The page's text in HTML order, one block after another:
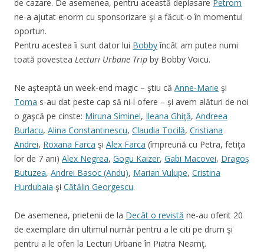
de cazare. De asemenea, pentru această deplasare Petrom
ne-a ajutat enorm cu sponsorizare şi a făcut-o în momentul
oportun.
Pentru acestea îi sunt dator lui Bobbyîncât am putea numi
toată povestea Lecturi Urbane Trip by Bobby Voicu.
Ne aşteaptă un week-end magic – ştiu că Anne-Marie şi
Toma s-au dat peste cap să ni-l ofere – și avem alături de noi
o gaşcă pe cinste: Miruna Siminel, Ileana Ghiţă, Andreea
Burlacu, Alina Constantinescu, Claudia Tocilă, Cristiana
Andrei, Roxana Farca şi Alex Farca (împreună cu Petra, fetiţa
lor de 7 ani) Alex Negrea, Gogu Kaizer, Gabi Macovei, Dragoş
Butuzea, Andrei Basoc (Andu), Marian Vulupe, Cristina
Hurdubaia şi Cătălin Georgescu.
De asemenea, prietenii de la Decât o revistă ne-au oferit 20
de exemplare din ultimul număr pentru a le citi pe drum şi
pentru a le oferi la Lecturi Urbane în Piatra Neamţ.